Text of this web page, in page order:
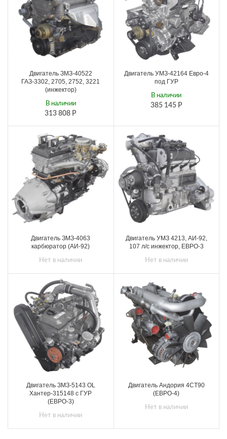
Двигатель ЗМЗ-40522
ГАЗ-3302, 2705, 2752, 3221
(инжектор)
313 808 Р
В наличии
Двигатель УМЗ-42164 Евро-4
под ГУР
385 145 Р
В наличии
Двигатель ЗМЗ-4063
карбюратор (АИ-92)
Нет в наличии
Двигатель УМЗ 4213, АИ-92,
107 л/с инжектор, ЕВРО-3
Нет в наличии
Двигатель ЗМЗ-5143 ОL
Хантер-315148 с ГУР
(ЕВРО-3)
Нет в наличии
Двигатель Андория 4СТ90
(ЕВРО-4)
Нет в наличии